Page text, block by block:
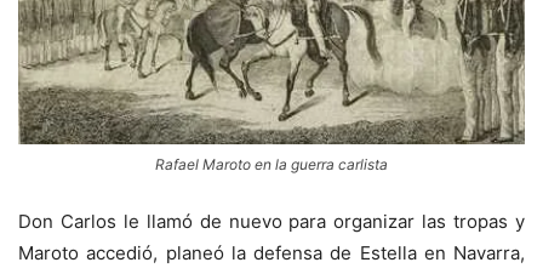
Rafael Maroto en la guerra carlista
Don Carlos le llamó de nuevo para organizar las tropas y
Maroto accedió, planeó la defensa de Estella en Navarra,